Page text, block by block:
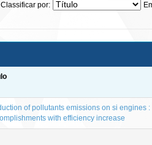
Classificar por:
of pollutants emissions on si engines :
with efficiency increase